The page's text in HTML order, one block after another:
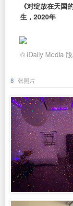
《对绽放在天国
生，2020年
© iDaily Media 版
8 张照片